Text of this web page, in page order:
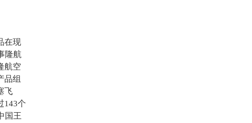
在现
隆航
航空
品组
飞
143个
国王